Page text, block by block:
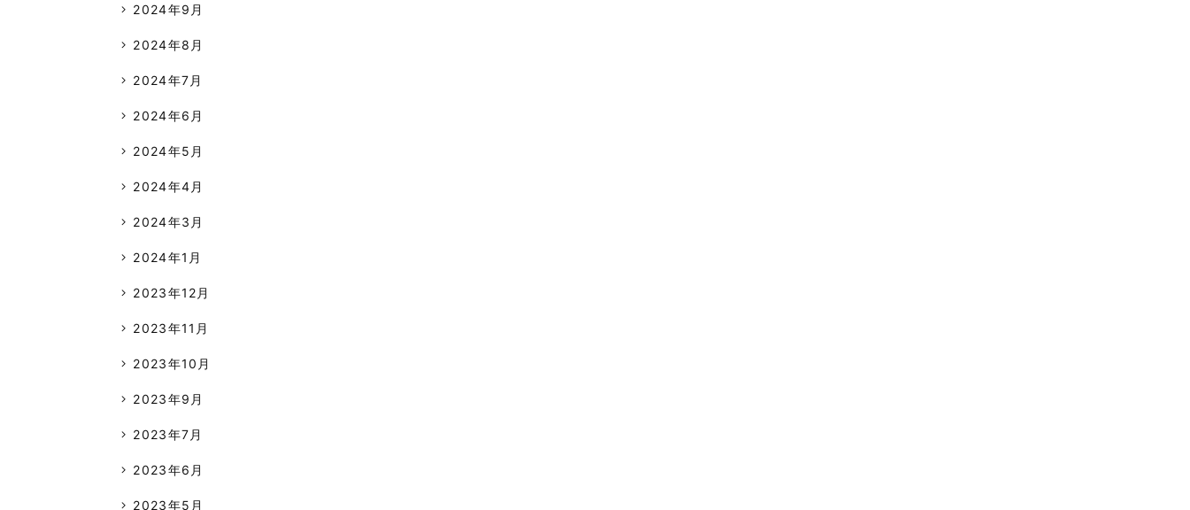
2024年9月
2024年8月
2024年7月
2024年6月
2024年5月
2024年4月
2024年3月
2024年1月
2023年12月
2023年11月
2023年10月
2023年9月
2023年7月
2023年6月
2023年5月